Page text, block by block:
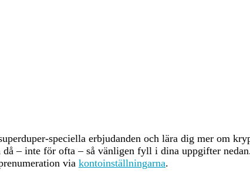
speciella erbjudanden och lära dig mer om
– inte för ofta – så vänligen fyll i dina uppgifter
via kontoinställningarna.